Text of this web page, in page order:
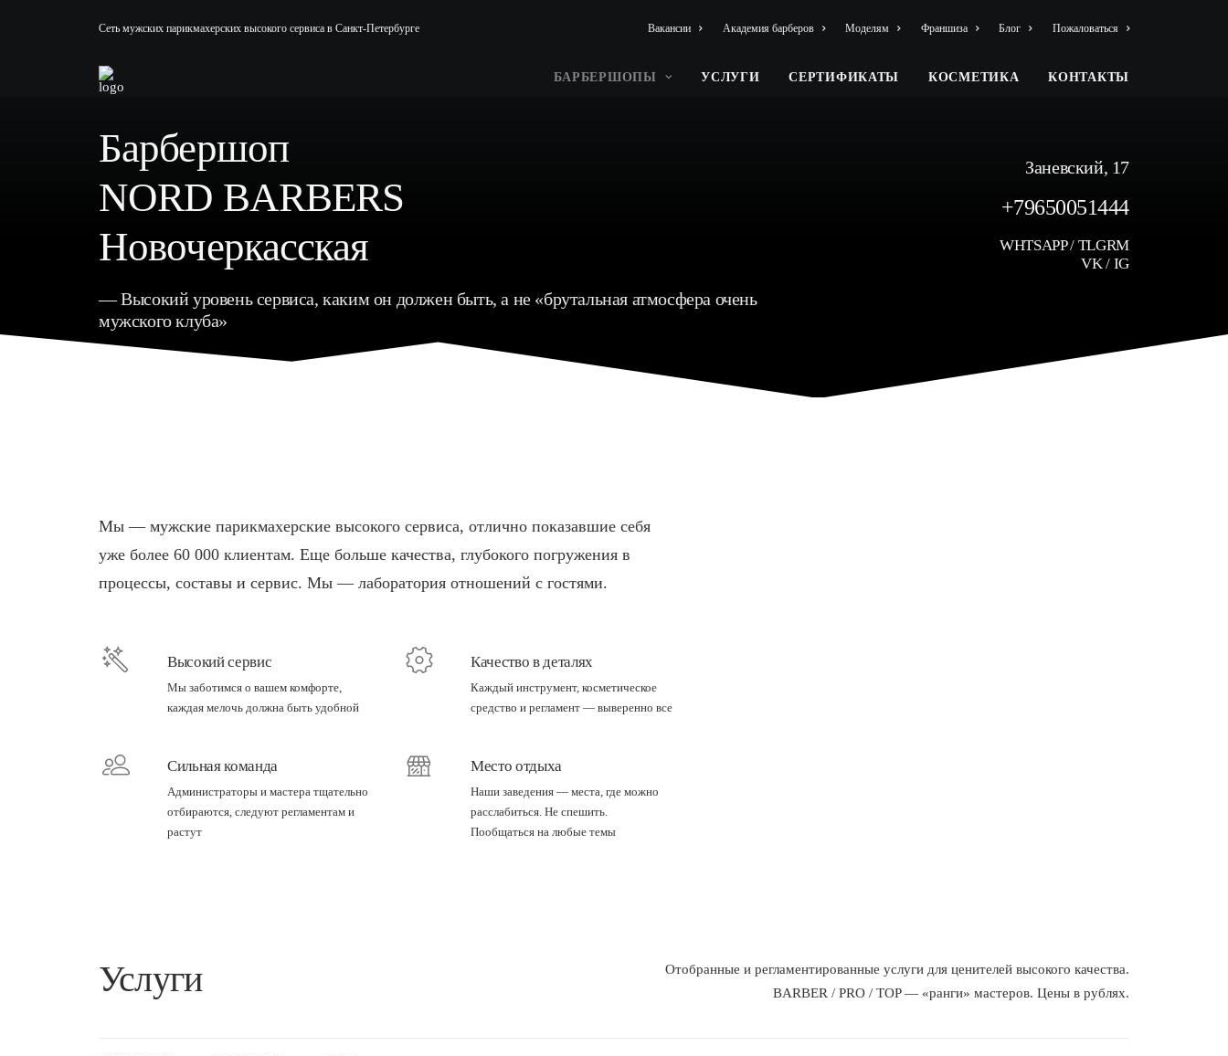
Сеть мужских парикмахерских высокого сервиса в Санкт-Петербурге Вакансии Академия барберов Моделям Франшиза Блог Пожаловаться
БАРБЕРШОПЫ УСЛУГИ СЕРТИФИКАТЫ КОСМЕТИКА КОНТАКТЫ
Барбершоп
NORD BARBERS
Новочеркасская
— Высокий уровень сервиса, каким он должен быть, а не «брутальная атмосфера очень
мужского клуба»
Заневский, 17
+79650051444
WHTSAPP/ TLGRM
VK/ IG
Мы — мужские парикмахерские высокого сервиса, отлично показавшие себя
уже более 60 000 клиентам. Еще больше качества, глубокого погружения в
процессы, составы и сервис. Мы — лаборатория отношений с гостями.
Высокий сервис
Мы заботимся о вашем комфорте,
каждая мелочь должна быть удобной
Качество в деталях
Каждый инструмент, косметическое
средство и регламент — выверенно все
Сильная команда
Администраторы и мастера тщательно
отбираются, следуют регламентам и
растут
Место отдыха
Наши заведения — места, где можно
расслабиться. Не спешить.
Пообщаться на любые темы
Услуги
Отобранные и регламентированные услуги для ценителей высокого качества.
BARBER / PRO / TOP — «ранги» мастеров. Цены в рублях.